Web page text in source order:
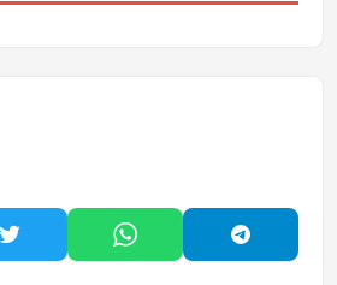
Paylaş
Twitter'da PaylaşWhatsApp'ta Paylaş